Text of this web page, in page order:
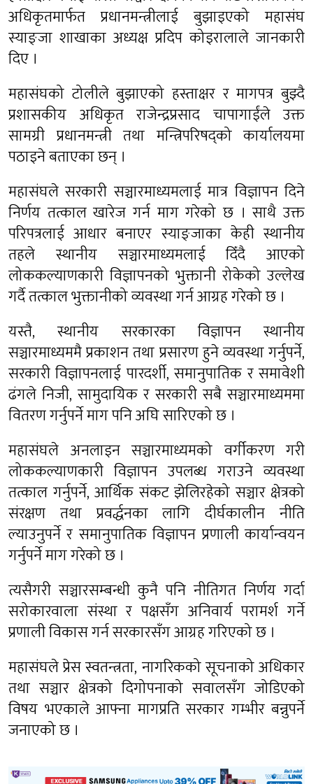
अधिकृतमार्फत प्रधानमन्त्रीलाई बुझाइएको महासंघ
स्याङ्जा शाखाका अध्यक्ष प्रदिप कोइरालाले जानकारी
दिए ।
महासंघको टोलीले बुझाएको हस्ताक्षर र मागपत्र बुझ्दै
प्रशासकीय अधिकृत राजेन्द्रप्रसाद चापागाईंले उक्त
सामग्री प्रधानमन्त्री तथा मन्त्रिपरिषद्को कार्यालयमा
पठाइने बताएका छन् ।
महासंघले सरकारी सञ्चारमाध्यमलाई मात्र विज्ञापन दिने
निर्णय तत्काल खारेज गर्न माग गरेको छ । साथै उक्त
परिपत्रलाई आधार बनाएर स्याङ्जाका केही स्थानीय
तहले स्थानीय सञ्चारमाध्यमलाई दिँदै आएको
लोककल्याणकारी विज्ञापनको भुक्तानी रोकेको उल्लेख
गर्दै तत्काल भुक्तानीको व्यवस्था गर्न आग्रह गरेको छ ।
यस्तै, स्थानीय सरकारका विज्ञापन स्थानीय
सञ्चारमाध्यममै प्रकाशन तथा प्रसारण हुने व्यवस्था गर्नुपर्ने,
सरकारी विज्ञापनलाई पारदर्शी, समानुपातिक र समावेशी
ढंगले निजी, सामुदायिक र सरकारी सबै सञ्चारमाध्यममा
वितरण गर्नुपर्ने माग पनि अघि सारिएको छ ।
महासंघले अनलाइन सञ्चारमाध्यमको वर्गीकरण गरी
लोककल्याणकारी विज्ञापन उपलब्ध गराउने व्यवस्था
तत्काल गर्नुपर्ने, आर्थिक संकट झेलिरहेको सञ्चार क्षेत्रको
संरक्षण तथा प्रवर्द्धनका लागि दीर्घकालीन नीति
ल्याउनुपर्ने र समानुपातिक विज्ञापन प्रणाली कार्यान्वयन
गर्नुपर्ने माग गरेको छ ।
त्यसैगरी सञ्चारसम्बन्धी कुनै पनि नीतिगत निर्णय गर्दा
सरोकारवाला संस्था र पक्षसँग अनिवार्य परामर्श गर्ने
प्रणाली विकास गर्न सरकारसँग आग्रह गरिएको छ ।
महासंघले प्रेस स्वतन्त्रता, नागरिकको सूचनाको अधिकार
तथा सञ्चार क्षेत्रको दिगोपनाको सवालसँग जोडिएको
विषय भएकाले आफ्ना मागप्रति सरकार गम्भीर बन्नुपर्ने
जनाएको छ ।